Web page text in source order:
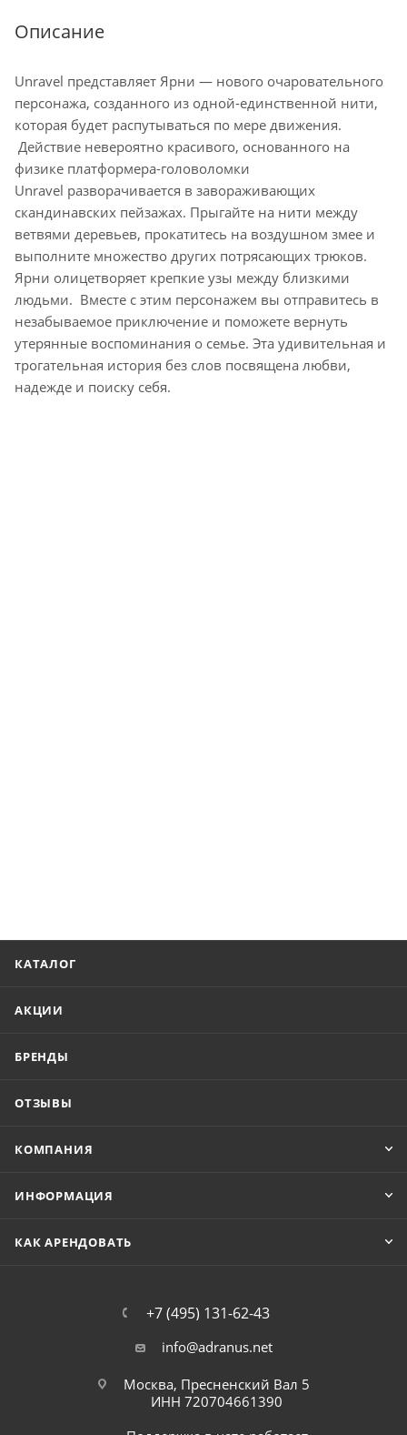
Описание
Unravel представляет Ярни — нового очаровательного
персонажа, созданного из одной-единственной нити,
которая будет распутываться по мере движения.
Действие невероятно красивого, основанного на
физике платформера-головоломки
Unravel разворачивается в завораживающих
скандинавских пейзажах. Прыгайте на нити между
ветвями деревьев, прокатитесь на воздушном змее и
выполните множество других потрясающих трюков.
Ярни олицетворяет крепкие узы между близкими
людьми. Вместе с этим персонажем вы отправитесь в
незабываемое приключение и поможете вернуть
утерянные воспоминания о семье. Эта удивительная и
трогательная история без слов посвящена любви,
надежде и поиску себя.
КАТАЛОГ
АКЦИИ
БРЕНДЫ
ОТЗЫВЫ
КОМПАНИЯ
ИНФОРМАЦИЯ
КАК АРЕНДОВАТЬ
+7 (495) 131-62-43
info@adranus.net
Москва, Пресненский Вал 5
ИНН 720704661390